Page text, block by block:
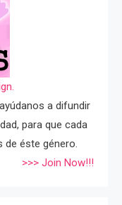
a difundir
para que cada
éste género.
>>> Join Now!!!